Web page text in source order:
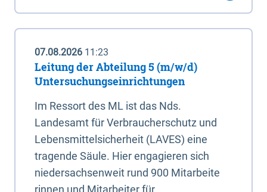
07.08.2026 11:23
Leitung der Abteilung 5 (m/w/d)
Untersuchungseinrichtungen
Im Ressort des ML ist das Nds.
Landesamt für Verbraucherschutz und
Lebensmittelsicherheit (LAVES) eine
tragende Säule. Hier engagieren sich
niedersachsenweit rund 900 Mitarbeite